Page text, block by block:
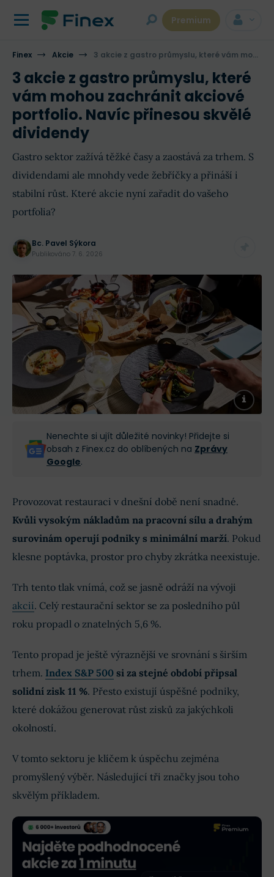
Premium
Finex Akcie 3 akcie z gastro průmyslu, které vám mohou zachránit akciové portfolio. Navíc přinesou skvělé dividendy
3 akcie z gastro průmyslu, které
vám mohou zachránit akciové
portfolio. Navíc přinesou skvělé
dividendy
Gastro sektor zažívá těžké časy a zaostává za trhem. S
dividendami ale mnohdy vede žebříčky a přináší i
stabilní růst. Které akcie nyní zařadit do vašeho
portfolia?
Bc. Pavel Sýkora
Publikováno 7. 6. 2026
Nenechte si ujít důležité novinky! Přidejte si
obsah z Finex.cz do oblíbených na Zprávy
Google.
Provozovat restauraci v dnešní době není snadné.
Kvůli vysokým nákladům na pracovní sílu a drahým
surovinám operují podniky s minimální marží. Pokud
klesne poptávka, prostor pro chyby zkrátka neexistuje.
Trh tento tlak vnímá, což se jasně odráží na vývoji
akcií. Celý restaurační sektor se za posledního půl
roku propadl o znatelných 5,6 %.
Tento propad je ještě výraznější ve srovnání s širším
trhem. Index S&P 500 si za stejné období připsal
solidní zisk 11 %. Přesto existují úspěšné podniky,
které dokážou generovat růst zisků za jakýchkoli
okolností.
V tomto sektoru je klíčem k úspěchu zejména
promyšlený výběr. Následující tři značky jsou toho
skvělým příkladem.